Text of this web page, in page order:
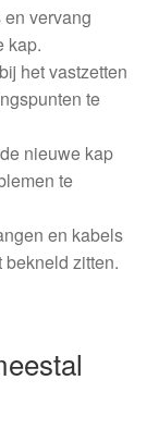
vervang
kap.
het vastzetten
te
nieuwe kap
te
en kabels
zitten.